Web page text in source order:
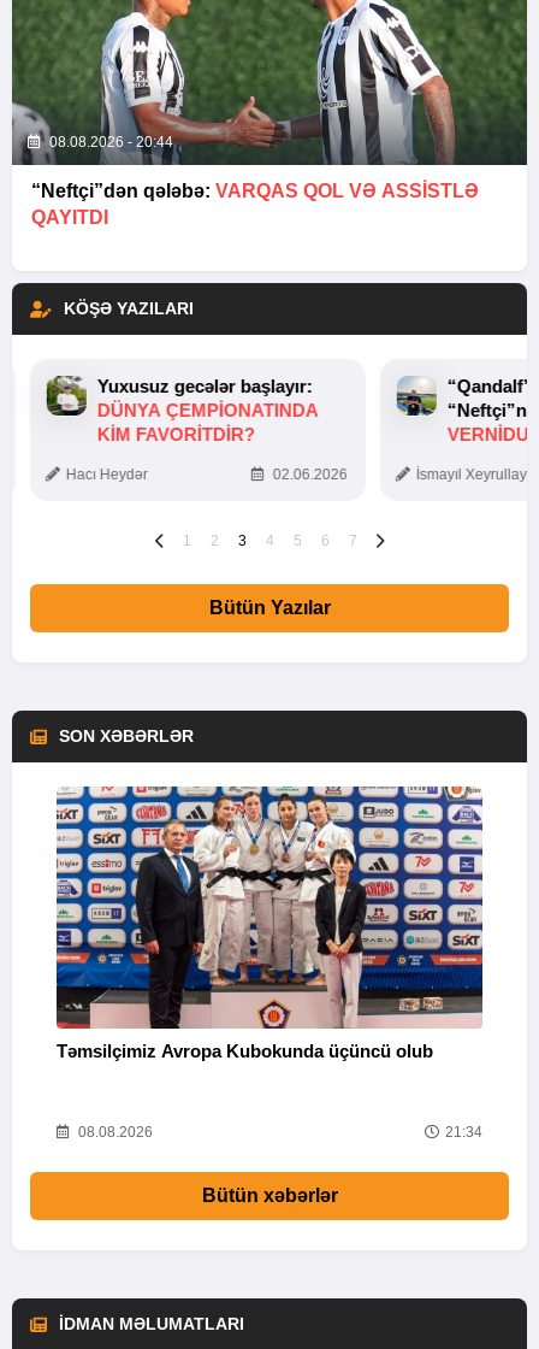
08.08.2026 - 20:44
“Neftçi”dən qələbə: VARQAS QOL VƏ ASSİSTLƏ
QAYITDI
KÖŞƏ YAZILARI
Yuxusuz gecələr başlayır:
DÜNYA ÇEMPIONATINDA
KIM FAVORITDIR?
Hacı Heydər 02.06.2026 İsmayıl
1 2 3 4 5 6 7
Bütün Yazılar
SON XƏBƏRLƏR
Təmsilçimiz Avropa Kubokunda üçüncü olub
08.08.2026 21:34
Bütün xəbərlər
İDMAN MƏLUMATLARI